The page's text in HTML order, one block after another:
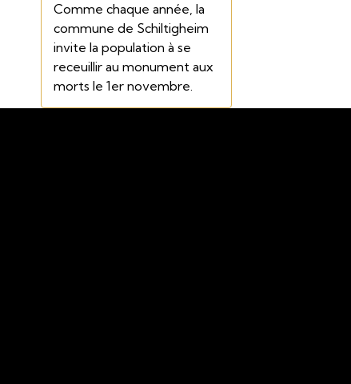
Comme chaque année, la
commune de Schiltigheim
invite la population à se
receuillir au monument aux
morts le 1er novembre.